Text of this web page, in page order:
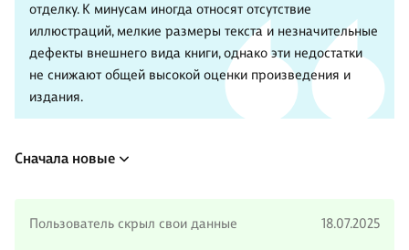
отделку. К минусам иногда относят отсутствие
иллюстраций, мелкие размеры текста и незначительные
дефекты внешнего вида книги, однако эти недостатки
не снижают общей высокой оценки произведения и
издания.
Сначала новые
Пользователь скрыл свои данные 18.07.2025